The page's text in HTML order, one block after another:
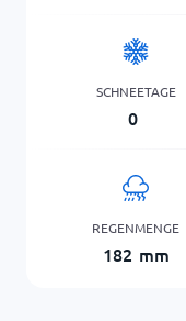
SCHNEETAGE
0
REGENMENGE
182 mm